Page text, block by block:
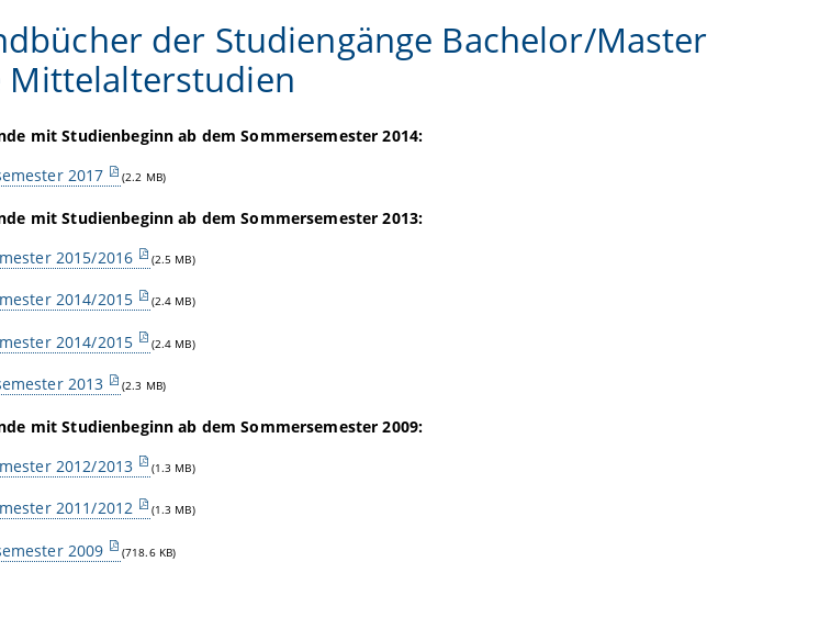
der Studiengänge Bachelor/Master
mit Studienbeginn ab dem Sommersemester 2014:
2017
(2.2 MB)
mit Studienbeginn ab dem Sommersemester 2013:
2015/2016
(2.5 MB)
2014/2015 (2.4 MB)
2014/2015 (2.4 MB)
2013 (2.3 MB)
mit Studienbeginn ab dem Sommersemester 2009:
2012/2013
(1.3 MB)
2011/2012 (1.3 MB)
2009 (718.6 KB)